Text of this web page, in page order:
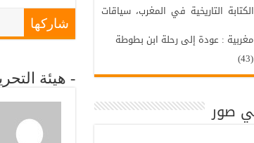
شاركها
- هيئة
التاريخية في المغرب، سياقات
مغربية : عودة إلى رحلة ابن بطوطة
صور